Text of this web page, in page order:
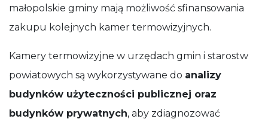
małopolskie gminy mają możliwość sfinansowania
zakupu kolejnych kamer termowizyjnych.
Kamery termowizyjne w urzędach gmin i starostw
powiatowych są wykorzystywane do analizy
budynków użyteczności publicznej oraz
budynków prywatnych, aby zdiagnozować